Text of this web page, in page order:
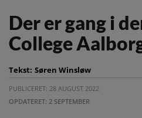
Der er gang i
College
Tekst: Søren Winsløw
PUBLICERET: 28 AUGUST 2022
OPDATERET: 2 SEPTEMBER